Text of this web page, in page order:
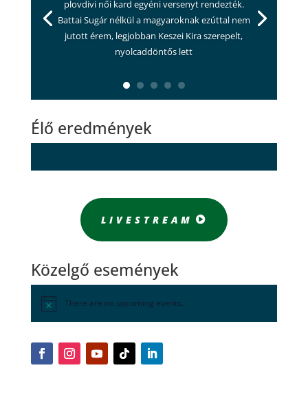
plovdivi női kard egyéni versenyt rendezték.
Battai Sugár nélkül a magyaroknak ezúttal nem
jutott érem, legjobban Keszei Kira szerepelt,
nyolcaddöntős lett
Élő eredmények
LIVESTREAM
Közelgő események
There are no upcoming events.